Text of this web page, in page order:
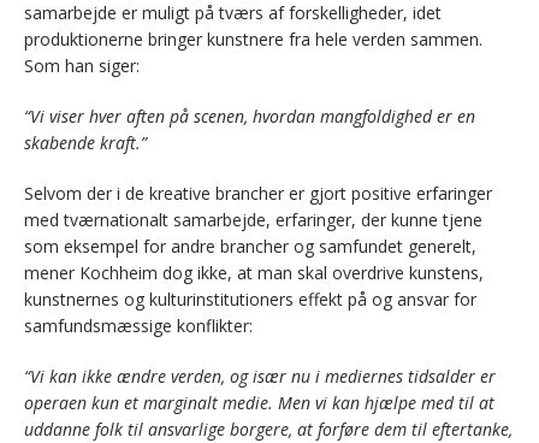
samarbejde er muligt på tværs af forskelligheder, idet
produktionerne bringer kunstnere fra hele verden sammen.
Som han siger:
“Vi viser hver aften på scenen, hvordan mangfoldighed er en
skabende kraft.”
Selvom der i de kreative brancher er gjort positive erfaringer
med tværnationalt samarbejde, erfaringer, der kunne tjene
som eksempel for andre brancher og samfundet generelt,
mener Kochheim dog ikke, at man skal overdrive kunstens,
kunstnernes og kulturinstitutioners effekt på og ansvar for
samfundsmæssige konflikter:
“Vi kan ikke ændre verden, og især nu i mediernes tidsalder er
operaen kun et marginalt medie. Men vi kan hjælpe med til at
uddanne folk til ansvarlige borgere, at forføre dem til eftertanke,